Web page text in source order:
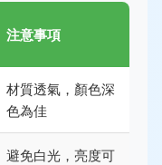
注意事項
材質透氣，顏色深
色為佳
避免白光，亮度可